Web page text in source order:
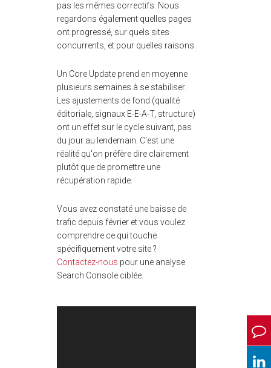
pas les mêmes correctifs. Nous
regardons également quelles pages
ont progressé, sur quels sites
concurrents, et pour quelles raisons.
Un Core Update prend en moyenne
plusieurs semaines à se stabiliser.
Les ajustements de fond (qualité
éditoriale, signaux E-E-A-T, structure)
ont un effet sur le cycle suivant, pas
du jour au lendemain. C'est une
réalité qu'on préfère dire clairement
plutôt que de promettre une
récupération rapide.
Vous avez constaté une baisse de
trafic depuis février et vous voulez
comprendre ce qui touche
spécifiquement votre site ?
Contactez-nous pour une analyse
Search Console ciblée.